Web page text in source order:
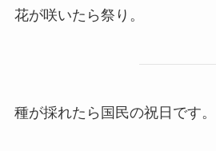
花が咲いたら祭り。
種が採れたら国民の祝日です。